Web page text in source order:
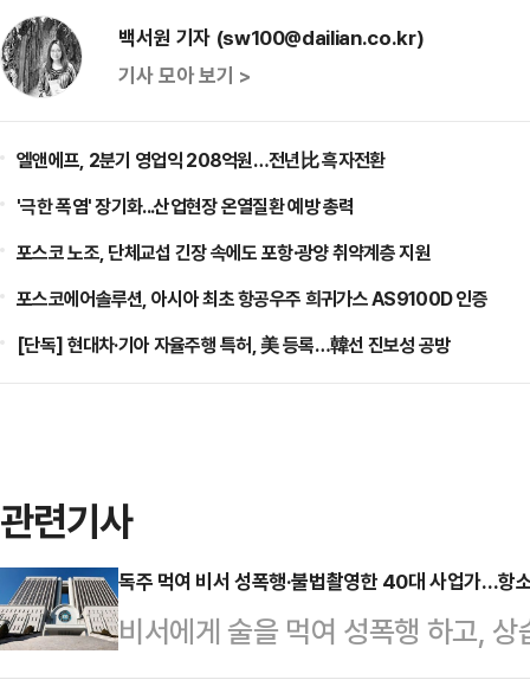
백서원 기자 (sw100@dailian.co.kr)
기사 모아 보기 >
엘앤에프, 2분기 영업익 208억원…전년比 흑자전환
'극한 폭염' 장기화...산업현장 온열질환 예방 총력
포스코 노조, 단체교섭 긴장 속에도 포항·광양 취약계층 지원
포스코에어솔루션, 아시아 최초 항공우주 희귀가스 AS9100D 인증
[단독] 현대차·기아 자율주행 특허, 美 등록…韓선 진보성 공방
관련기사
독주 먹여 비서 성폭행·불법촬영한 40대 사업가…항
비서에게 술을 먹여 성폭행 하고,
가 2심에서도 징역형을 선고 받았